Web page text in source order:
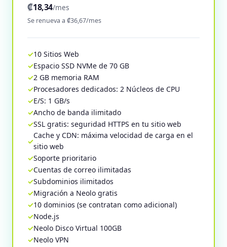
₡18,34/mes
Se renueva a ₡36,67/mes
10 Sitios Web
Espacio SSD NVMe de 70 GB
2 GB memoria RAM
Procesadores dedicados: 2 Núcleos de CPU
E/S: 1 GB/s
Ancho de banda ilimitado
SSL gratis: seguridad HTTPS en tu sitio web
Cache y CDN: máxima velocidad de carga en el
sitio web
Soporte prioritario
Cuentas de correo ilimitadas
Subdominios ilimitados
Migración a Neolo gratis
10 dominios (se contratan como adicional)
Node.js
Neolo Disco Virtual 100GB
Neolo VPN